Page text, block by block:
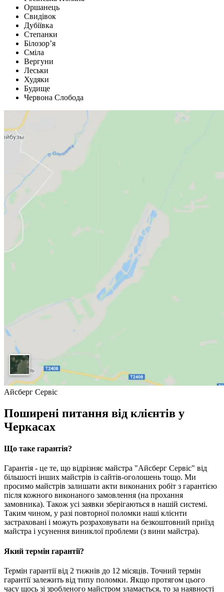
Оршанець
Свидівок
Дубіївка
Степанки
Білозор’я
Сміла
Вергуни
Леськи
Худяки
Будище
Червона Слобода
Айсберг Сервіс
Поширені питання від клієнтів у
Черкасах
Що таке гарантія?
Гарантія - це те, що відрізняє майстра "Айсберг Сервіс" від
більшості інших майстрів із сайтів-оголошень тощо. Ми
просимо майстрів залишати акти виконаних робіт з гарантією
після кожного виконаного замовлення (на прохання
замовника). Також усі заявки зберігаються в нашій системі.
Таким чином, у разі повторної поломки наші клієнти
застраховані і можуть розраховувати на безкоштовний приїзд
майстра і усунення виниклої проблеми (з вини майстра).
Який термін гарантії?
Термін гарантії від 2 тижнів до 12 місяців. Точний термін
гарантії залежить від типу поломки. Якщо протягом цього
часу щось зі зробленого майстром зламається, то за наявності